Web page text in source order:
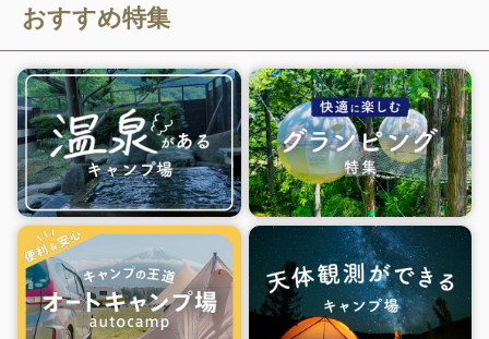
おすすめ特集